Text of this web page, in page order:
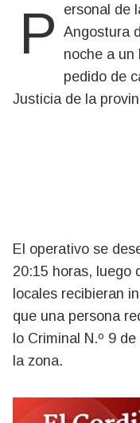
Personal de la Comisaría 28 de Villa La Angostura
noche a un
pedido de
Justicia de la
El operativo se
20:15 horas, luego
locales recibieran
que una persona
lo Criminal N.º 9
la zona.